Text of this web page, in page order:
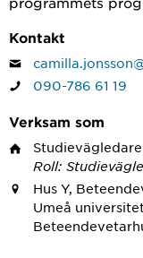
Kontakt
090-786 61 19
Verksam som
Studievägledare
Roll:
Hus Y,
Umeå